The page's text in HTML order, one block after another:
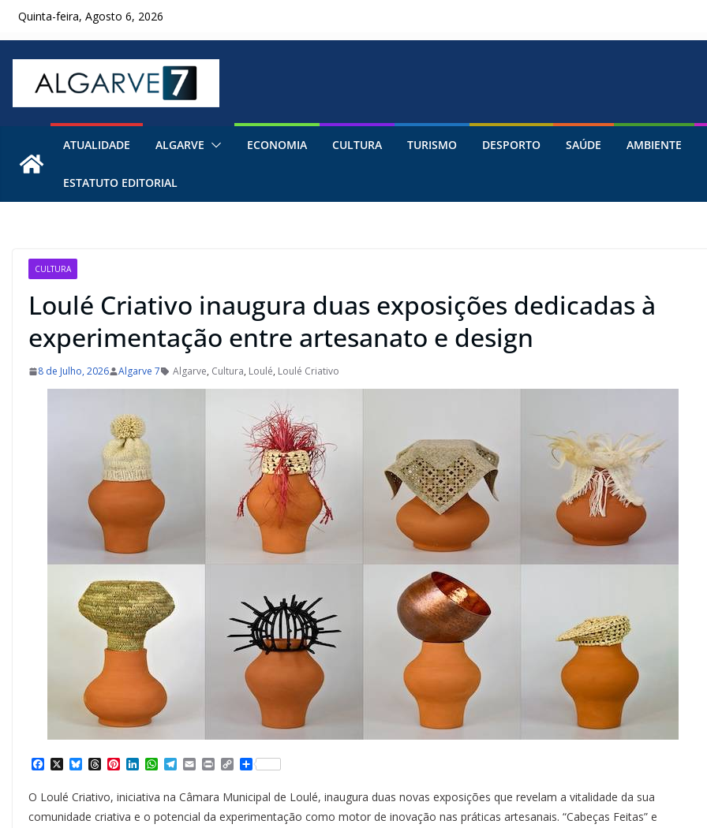
SkipQuinta-feira, Agosto 6, 2026
ATUALIDADE ALGARVE ECONOMIA CULTURA TURISMO DESPORTO SAÚDE AMBIENTE
ESTATUTO EDITORIAL
CULTURA
Loulé Criativo inaugura duas exposições dedicadas à
experimentação entre artesanato e design
8 de Julho, 2026 Algarve 7 Algarve, Cultura, Loulé, Loulé Criativo
e
b
X B
u
e
s
T
e
a
P
n
t
e
L
n
k
e
W
t
s
T
e
g
E
i
l
P
n
t
C
y
L
S
a
r
e
O Loulé Criativo, iniciativa na Câmara Municipal de Loulé, inaugura duas novas exposições que revelam a vitalidade da sua
comunidade criativa e o potencial da experimentação como motor de inovação nas práticas artesanais. “Cabeças Feitas” e